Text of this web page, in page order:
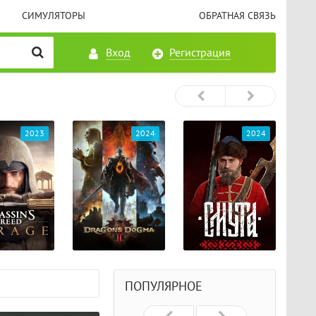
СИМУЛЯТОРЫ ОБРАТНАЯ СВЯЗЬ
Вход Регистрация
2023 2024 2024
ПОПУЛЯРНОЕ